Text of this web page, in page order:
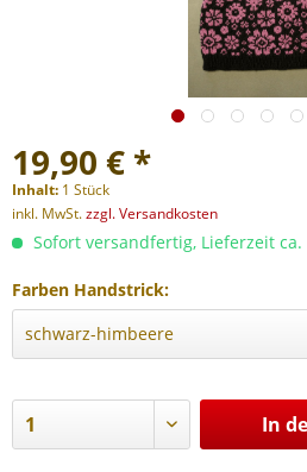
19,90 € *
Inhalt: 1 Stück
inkl. MwSt.zzgl. Versandkosten
Sofort versandfertig, Lieferzeit ca.
Farben Handstrick:
In